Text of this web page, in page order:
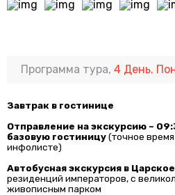
Программа тура,4 День.
Завтрак в гостинице
Отправление на экскурсию ~
базовую гостиницу(точное
инфолисте)
Автобусная экскурсия в
резиденций императоров, с
живописным парком